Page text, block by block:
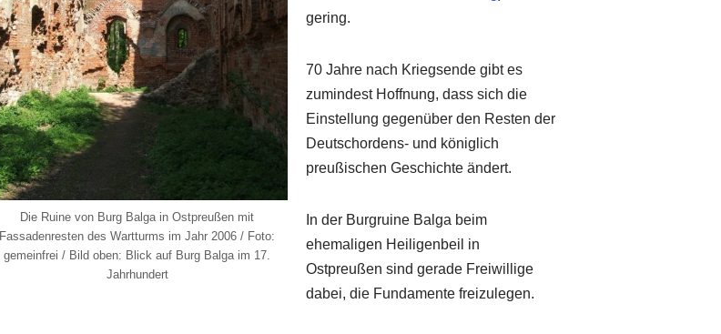
Die Ruine von Burg Balga in Ostpreußen mit
Fassadenresten des Wartturms im Jahr 2006 / Foto:
gemeinfrei / Bild oben: Blick auf Burg Balga im 17.
Jahrhundert
gering.
70 Jahre nach Kriegsende gibt es
zumindest Hoffnung, dass sich die
Einstellung gegenüber den Resten der
Deutschordens- und königlich
preußischen Geschichte ändert.
In der Burgruine Balga beim
ehemaligen Heiligenbeil in
Ostpreußen sind gerade Freiwillige
dabei, die Fundamente freizulegen.